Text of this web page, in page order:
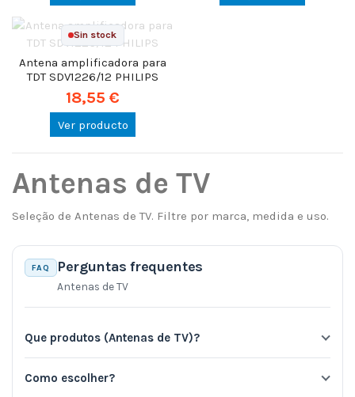
Sin stock
Antena amplificadora para
TDT SDV1226/12 PHILIPS
18,55 €
Ver producto
Antenas de TV
Seleção de Antenas de TV. Filtre por marca, medida e uso.
FAQ Perguntas frequentes
Antenas de TV
Que produtos (Antenas de TV)?
Como escolher?